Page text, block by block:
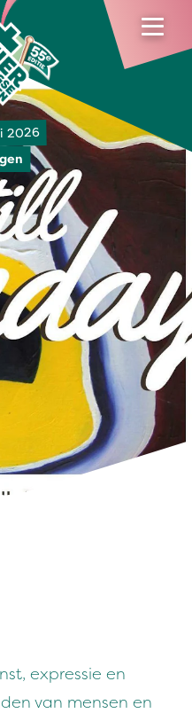
2026
expressie en
van mensen en